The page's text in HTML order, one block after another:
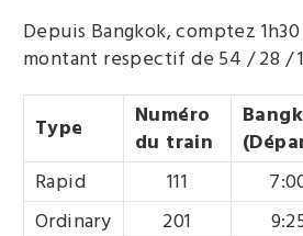
Depuis Bangkok, comptez
montant respectif de 54 / 28 /
Type
Numéro
du train
Rapid
111
Ordinary
201